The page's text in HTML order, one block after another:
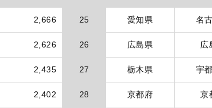
2,666 25 愛知県 名
2,626 26 広島県 広
2,435 27 栃木県 宇
2,402 28 京都府 京